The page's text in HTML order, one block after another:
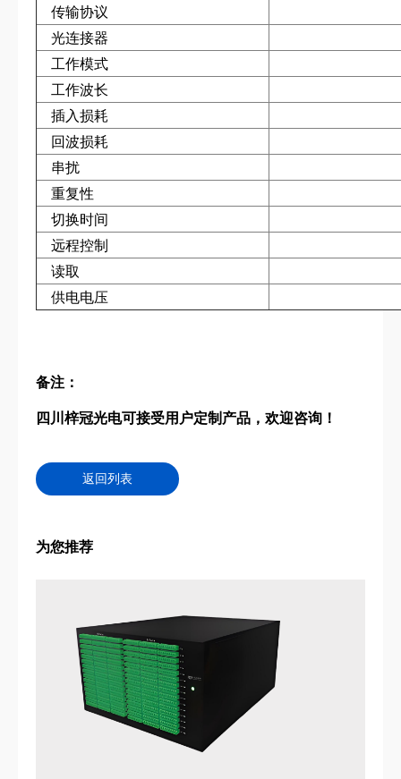
传输协议
光连接器
工作模式
工作波长
插入损耗
回波损耗
串扰
重复性
切换时间
远程控制
读取
供电电压
备注 ：
四川梓冠光电可接受用户定制产品，欢迎咨询！
返回列表
为您推荐